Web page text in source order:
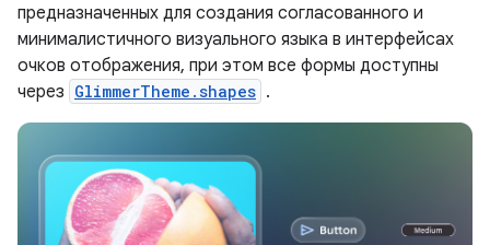
предназначенных для создания согласованного и
минималистичного визуального языка в интерфейсах
очков отображения, при этом все формы доступны
через GlimmerTheme.shapes .